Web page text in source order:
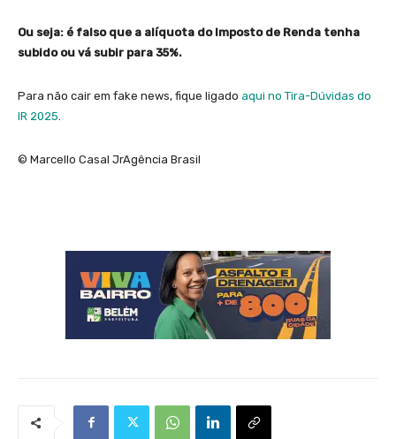
Ou seja: é falso que a alíquota do Imposto de Renda tenha
subido ou vá subir para 35%.
Para não cair em fake news, fique ligado aqui no Tira-Dúvidas do
IR 2025
© Marcello Casal JrAgência Brasil